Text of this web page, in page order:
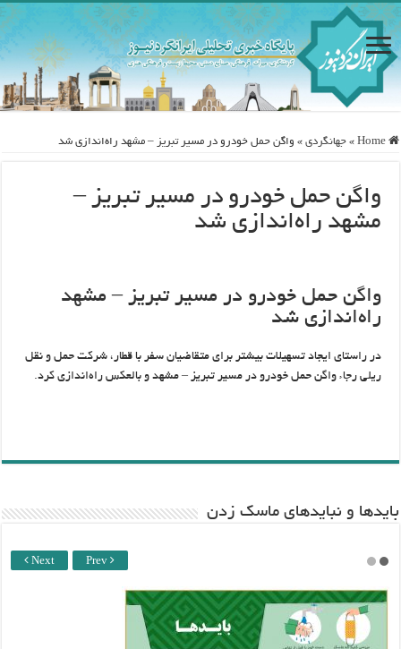
Home
» جهانگردی » واگن حمل خودرو در مسیر تبریز – مشهد راه‌اندازی شد
واگن حمل خودرو در مسیر تبریز –
مشهد راه‌اندازی شد
واگن حمل خودرو در مسیر تبریز – مشهد
راه‌اندازی شد
در راستای ایجاد تسهیلات بیشتر برای متقاضیان سفر با قطار، شرکت حمل و نقل
ریلی رجاء واگن حمل خودرو در مسیر تبریز – مشهد و بالعکس راه‌اندازی کرد.
باید‌ها و نبایدهای ماسک زدن
Next Prev